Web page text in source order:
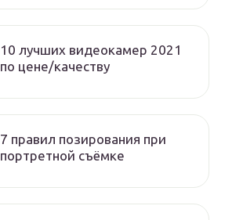
10 лучших видеокамер 2021
по цене/качеству
7 правил позирования при
портретной съёмке